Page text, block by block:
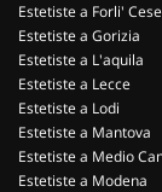
Estetiste a Forli'
Estetiste a Gorizia
Estetiste a L'aquila
Estetiste a Lecce
Estetiste a Lodi
Estetiste a Mantova
Estetiste a Medio
Estetiste a Modena